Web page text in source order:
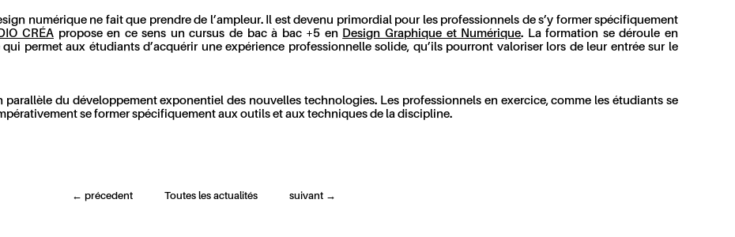
numérique ne fait que prendre de l’ampleur. Il est devenu primordial pour les professionnels de s’y former spécifiquement
CRÉA propose en ce sens un cursus de bac à bac +5 en Design Graphique et Numérique. La formation se déroule en
permet aux étudiants d’acquérir une expérience professionnelle solide, qu’ils pourront valoriser lors de leur entrée sur le
parallèle du développement exponentiel des nouvelles technologies. Les professionnels en exercice, comme les étudiants se
se former spécifiquement aux outils et aux techniques de la discipline.
← précedent Toutes les actualités suivant →